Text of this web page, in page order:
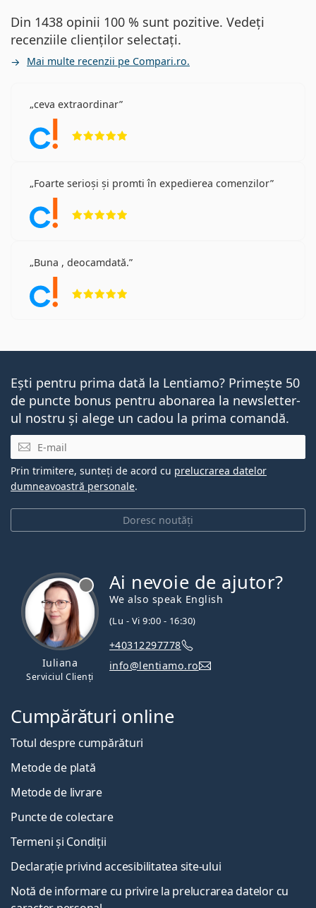
Din 1438 opinii 100 % sunt pozitive. Vedeți
recenziile clienților selectați.
Mai multe recenzii pe Compari.ro.
ceva extraordinar
Foarte serioși și promti în expedierea comenzilor
Buna , deocamdată.
Ești pentru prima dată la Lentiamo? Primește 50
de puncte bonus pentru abonarea la newsletter-
ul nostru și alege un cadou la prima comandă.
E-mail
Doresc noutăți
Prin trimitere, sunteți de acord cu prelucrarea datelor
dumneavoastră personale.
Iuliana
Serviciul Clienți
Ai nevoie de ajutor?
We also speak English
(Lu - Vi 9:00 - 16:30)
+40312297778
info@lentiamo.ro
Cumpărături online
Totul despre cumpărături
Metode de plată
Metode de livrare
Puncte de colectare
Termeni și Condiții
Declarație privind accesibilitatea site-ului
Notă de informare cu privire la prelucrarea datelor cu